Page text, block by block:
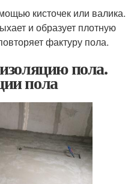
кисточек или валика.
и образует плотную
фактуру пола.
пола.
пола